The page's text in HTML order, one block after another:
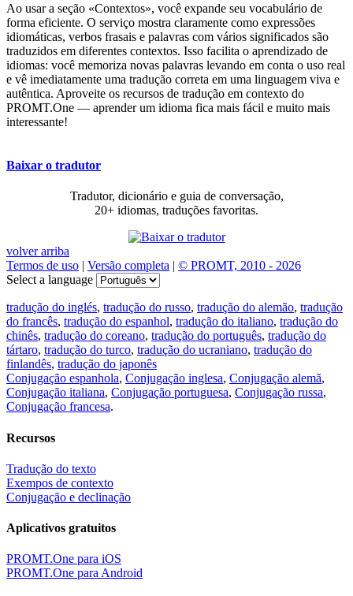
Ao usar a seção «Contextos», você expande seu vocabulário de
forma eficiente. O serviço mostra claramente como expressões
idiomáticas, verbos frasais e palavras com vários significados são
traduzidos em diferentes contextos. Isso facilita o aprendizado de
idiomas: você memoriza novas palavras levando em conta o uso real
e vê imediatamente uma tradução correta em uma linguagem viva e
autêntica. Aproveite os recursos de tradução em contexto do
PROMT.One — aprender um idioma fica mais fácil e muito mais
interessante!
Baixar o tradutor
Tradutor, dicionário e guia de conversação,
20+ idiomas, traduções favoritas.
volver arriba
Termos de uso | Versão completa | © PROMT, 2010 - 2026
Select a language
tradução do inglés, tradução do russo, tradução do alemão, tradução
do francês, tradução do espanhol, tradução do italiano, tradução do
chinês, tradução do coreano, tradução do português, tradução do
tártaro, tradução do turco, tradução do ucraniano, tradução do
finlandês, tradução do japonês
Conjugação espanhola, Conjugação inglesa, Conjugação alemã,
Conjugação italiana, Conjugação portuguesa, Conjugação russa,
Conjugação francesa.
Recursos
Tradução do texto
Exempos de contexto
Conjugação e declinação
Aplicativos gratuitos
PROMT.One para iOS
PROMT.One para Android